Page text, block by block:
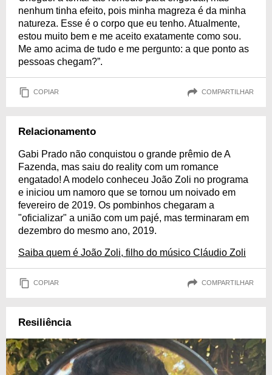
nenhum tinha efeito, pois minha magreza é da minha
natureza. Esse é o corpo que eu tenho. Atualmente,
estou muito bem e me aceito exatamente como sou.
Me amo acima de tudo e me pergunto: a que ponto as
pessoas chegam?”.
COPIAR COMPARTILHAR
Relacionamento
Gabi Prado não conquistou o grande prêmio de A
Fazenda, mas saiu do reality com um romance
engatado! A modelo conheceu João Zoli no programa
e iniciou um namoro que se tornou um noivado em
fevereiro de 2019. Os pombinhos chegaram a
"oficializar" a união com um pajé, mas terminaram em
dezembro do mesmo ano, 2019.
Saiba quem é João Zoli, filho do músico Cláudio Zoli
COPIAR COMPARTILHAR
Resiliência